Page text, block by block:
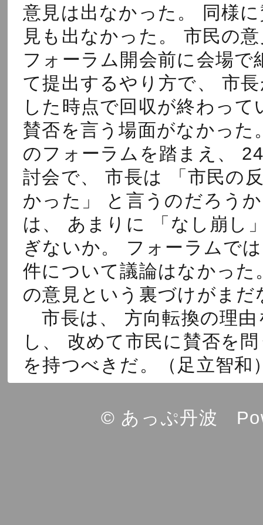
意見は出なかった。 同様
見も出なかった。 市民の
フォーラム開会前に会場で
て提出するやり方で、 市
した時点で回収が終わって
賛否を言う場面がなかっ
のフォーラムを踏まえ、
討会で、 市長は 「市民の
かった」 と言うのだろう
は、 あまりに 「なし崩し
ぎないか。 フォーラムで
件について議論はなかった
の意見という裏づけがまだ
市長は、 方向転換の理由
し、 改めて市民に賛否を
を持つべきだ。（足立智
© あっぷ丹波